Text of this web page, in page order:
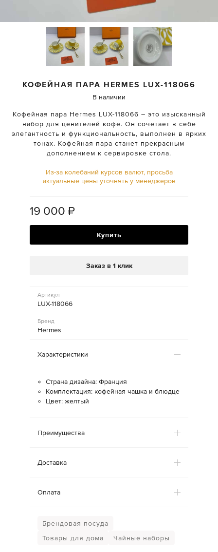
КОФЕЙНАЯ ПАРА HERMES LUX-118066
В наличии
Кофейная пара Hermes LUX-118066 – это изысканный
набор для ценителей кофе. Он сочетает в себе
элегантность и функциональность, выполнен в ярких
тонах. Кофейная пара станет прекрасным
дополнением к сервировке стола.
Из-за колебаний курсов валют, просьба
актуальные цены уточнять у менеджеров
19 000 ₽
Купить
Заказ в 1 клик
Артикул
LUX-118066
Бренд
Hermes
Характеристики
Страна дизайна: Франция
Комплектация: кофейная чашка и блюдце
Цвет: желтый
Преимущества
Доставка
Оплата
Брендовая посуда
Товары для дома
Чайные наборы